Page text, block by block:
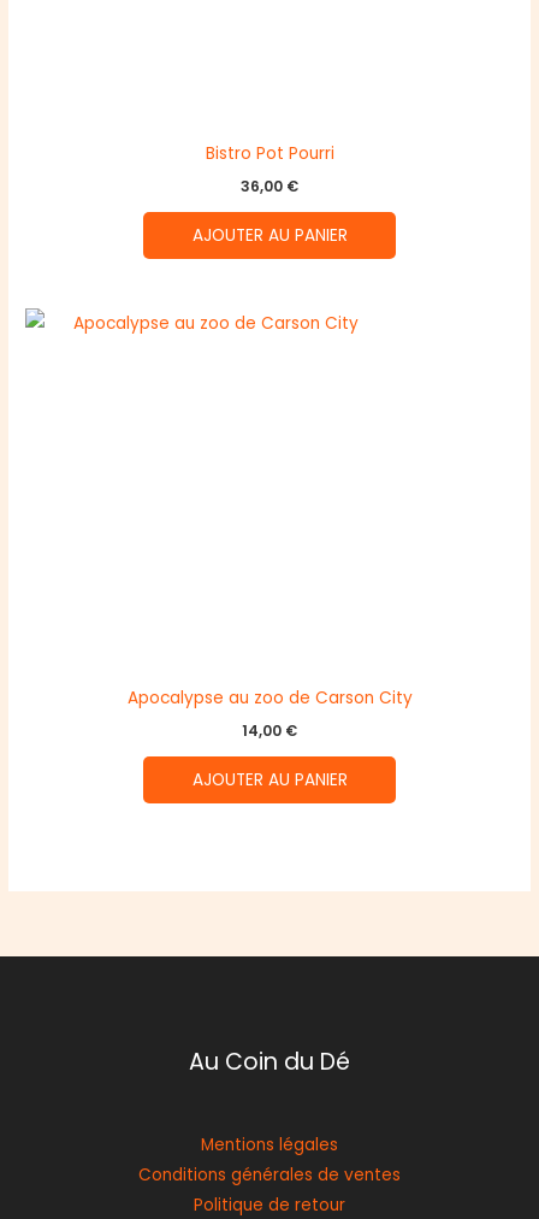
Bistro Pot Pourri
36,00 €
AJOUTER AU PANIER
Apocalypse au zoo de Carson City
14,00 €
AJOUTER AU PANIER
Au Coin du Dé
Mentions légales
Conditions générales de ventes
Politique de retour